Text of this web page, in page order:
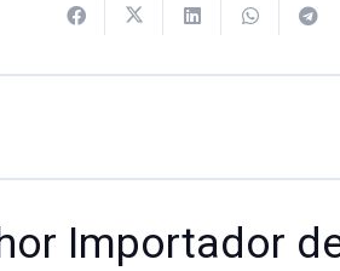
Importador